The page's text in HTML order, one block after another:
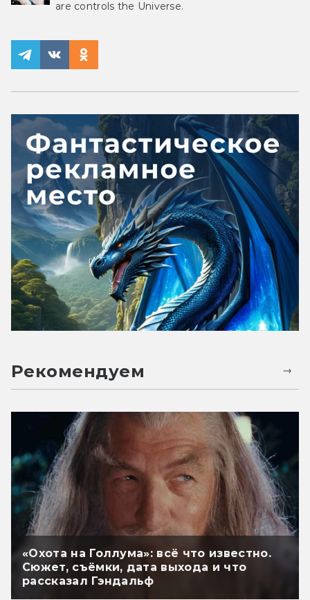
are controls the Universe.
Рекомендуем
«Охота на Голлума»: всё что известно.
Сюжет, съёмки, дата выхода и что
рассказал Гэндальф